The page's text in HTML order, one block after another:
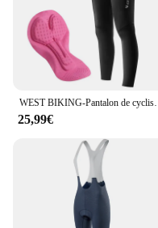
WEST BIKING-Pantalon de cyclisme pour
25,99€